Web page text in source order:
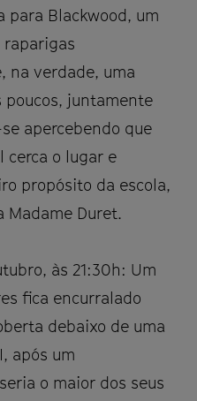
para Blackwood, um
na verdade, uma
poucos, juntamente
apercebendo que
cerca o lugar e
propósito da escola,
Madame Duret.
às 21:30h: Um
fica encurralado
debaixo de uma
após um
o maior dos seus